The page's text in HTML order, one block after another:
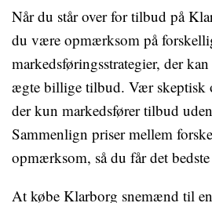
Når du står over for tilbud på
du være opmærksom på
markedsføringsstrategier, der
ægte billige tilbud. Vær skeptisk
der kun markedsfører tilbud
Sammenlign priser mellem
opmærksom, så du får det
At købe Klarborg snemænd til